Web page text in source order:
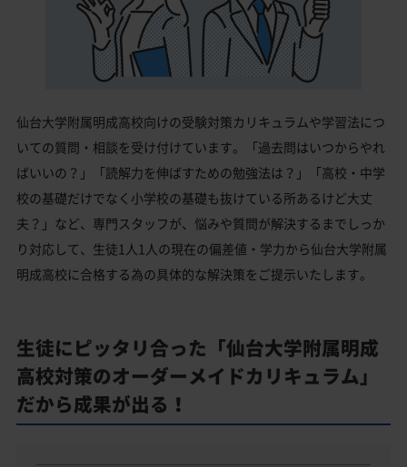
仙台大学附属明成高校向けの受験対策カリキュラムや学習法につ
いての質問・相談を受け付けています。「過去問はいつからやれ
ばいいの？」「読解力を伸ばすための勉強法は？」「高校・中学
校の基礎だけでなく小学校の基礎も抜けている所あるけど大丈
夫？」など、専門スタッフが、悩みや質問が解決するまでしっか
り対応して、生徒1人1人の現在の偏差値・学力から仙台大学附属
明成高校に合格する為の具体的な解決策をご提示いたします。
生徒にピッタリ合った「仙台大学附属明成
高校対策のオーダーメイドカリキュラム」
だから成果が出る！